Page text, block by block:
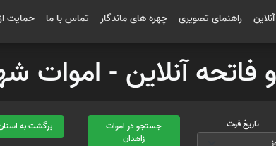
راهنمای تصویری چهره های ماندگار تماس با ما حمایت
فاتحه آنلاین - اموات
تاریخ فوت
جستجو در اموات
زاهدان
برگشت به